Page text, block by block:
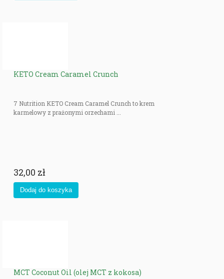
KETO Cream Caramel Crunch
7 Nutrition KETO Cream Caramel Crunch to krem
karmelowy z prażonymi orzechami ...
32,00 zł
MCT Coconut Oil (olej MCT z kokosa)